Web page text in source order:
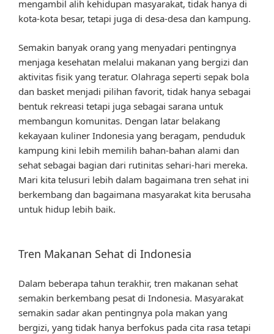
mengambil alih kehidupan masyarakat, tidak hanya di
kota-kota besar, tetapi juga di desa-desa dan kampung.
Semakin banyak orang yang menyadari pentingnya
menjaga kesehatan melalui makanan yang bergizi dan
aktivitas fisik yang teratur. Olahraga seperti sepak bola
dan basket menjadi pilihan favorit, tidak hanya sebagai
bentuk rekreasi tetapi juga sebagai sarana untuk
membangun komunitas. Dengan latar belakang
kekayaan kuliner Indonesia yang beragam, penduduk
kampung kini lebih memilih bahan-bahan alami dan
sehat sebagai bagian dari rutinitas sehari-hari mereka.
Mari kita telusuri lebih dalam bagaimana tren sehat ini
berkembang dan bagaimana masyarakat kita berusaha
untuk hidup lebih baik.
Tren Makanan Sehat di Indonesia
Dalam beberapa tahun terakhir, tren makanan sehat
semakin berkembang pesat di Indonesia. Masyarakat
semakin sadar akan pentingnya pola makan yang
bergizi, yang tidak hanya berfokus pada cita rasa tetapi